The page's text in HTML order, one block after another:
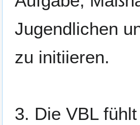
Jugendlichen
zu initiieren.
3. Die VBL